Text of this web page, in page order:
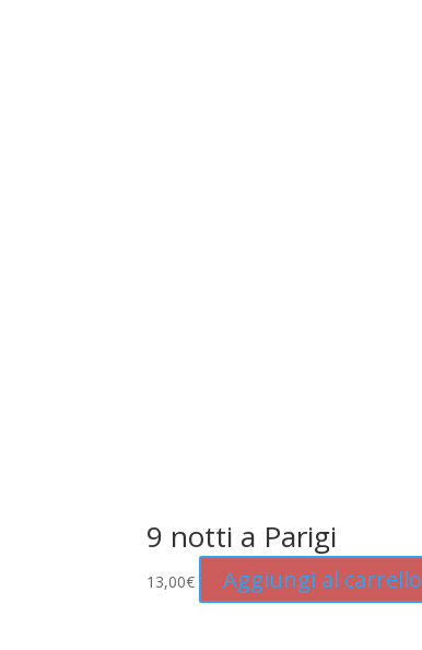
9 notti a Parigi
13,00€ Aggiungi al carrello